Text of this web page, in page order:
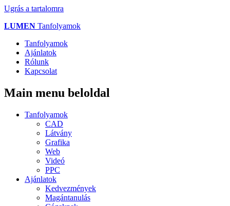
Ugrás a tartalomra
LUMEN Tanfolyamok
Tanfolyamok
Ajánlatok
Rólunk
Kapcsolat
Main menu beloldal
Tanfolyamok
CAD
Látvány
Grafika
Web
Videó
PPC
Ajánlatok
Kedvezmények
Magántanulás